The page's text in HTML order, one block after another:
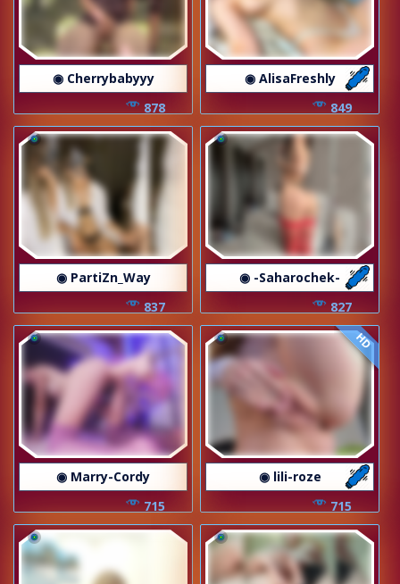
◉ Cherrybabyyy
878
◉ AlisaFreshly
849
◉ PartiZn_Way
837
◉ -Saharochek-
827
◉ Marry-Cordy
715
HD
◉ lili-roze
715